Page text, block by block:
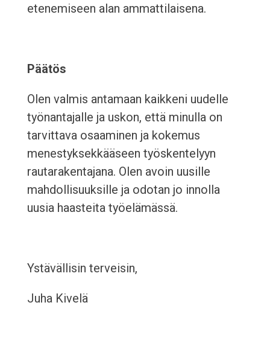
etenemiseen alan ammattilaisena.
Päätös
Olen valmis antamaan kaikkeni uudelle
työnantajalle ja uskon, että minulla on
tarvittava osaaminen ja kokemus
menestyksekkääseen työskentelyyn
rautarakentajana. Olen avoin uusille
mahdollisuuksille ja odotan jo innolla
uusia haasteita työelämässä.
Ystävällisin terveisin,
Juha Kivelä